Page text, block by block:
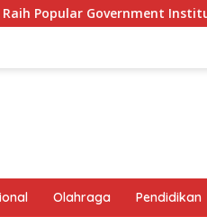
Government Institutions
Olahraga Pendidikan